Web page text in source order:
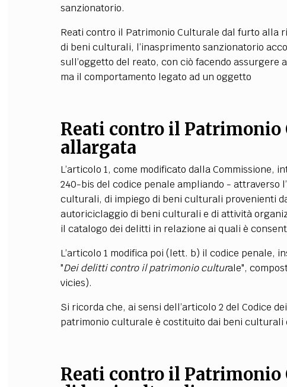
sanzionatorio.
Reati contro il Patrimonio Culturale dal furto alla
di beni culturali, l’inasprimento sanzionatorio
sull’oggetto del reato, con ciò facendo assurgere
ma il comportamento legato ad un oggetto
Reati contro il Patrimonio
allargata
L’articolo 1, come modificato dalla Commissione,
240-bis del codice penale ampliando - attraverso
culturali, di impiego di beni culturali provenienti
autoriciclaggio di beni culturali e di attività
il catalogo dei delitti in relazione ai quali è
L’articolo 1 modifica poi (lett. b) il codice
"Dei delitti contro il patrimonio culturale",
vicies).
Si ricorda che, ai sensi dell’articolo 2 del Codice
patrimonio culturale è costituito dai beni culturali
Reati contro il Patrimonio